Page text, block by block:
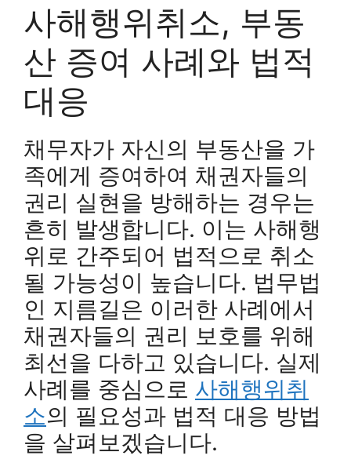
사해행위취소, 부동
산 증여 사례와 법적
대응
채무자가 자신의 부동산을 가
족에게 증여하여 채권자들의
권리 실현을 방해하는 경우는
흔히 발생합니다. 이는 사해행
위로 간주되어 법적으로 취소
될 가능성이 높습니다. 법무법
인 지름길은 이러한 사례에서
채권자들의 권리 보호를 위해
최선을 다하고 있습니다. 실제
사례를 중심으로 사해행위취
소의 필요성과 법적 대응 방법
을 살펴보겠습니다.